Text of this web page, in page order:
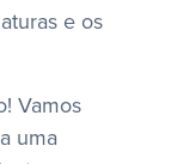
e os
Vamos
uma